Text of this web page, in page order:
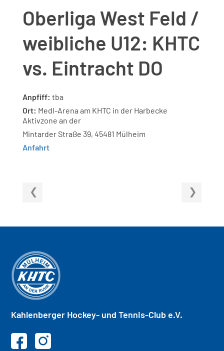
Oberliga West Feld /
weibliche U12: KHTC
vs. Eintracht DO
Anpfiff: tba
Ort: Medl-Arena am KHTC in der Harbecke
Aktivzone an der
Mintarder Straße 39, 45481 Mülheim
Anfahrt
Kahlenberger Hockey- und Tennis-Club e.V.